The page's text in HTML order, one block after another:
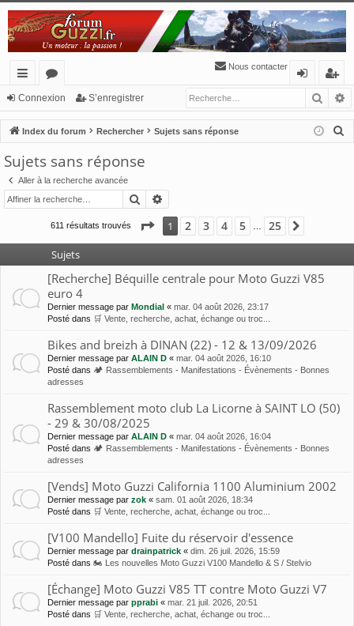
cc
ès
ra
pi
de
or
u
m
Nous contacter
n
ne
n
’e
nr
eg
Connexion S’enregistrer
Index du forum Rechercher Sujets sans réponse
Sujets sans réponse
Aller à la recherche avancée
Rechercher
611 résultats trouvés Page 1sur 25
1 2 3 4 5 25
Sujets
[Recherche] Béquille centrale pour Moto Guzzi V85
euro 4
Dernier message par Mondial « mar. 04 août 2026, 23:17
Posté dans 🛒 Vente, recherche, achat, échange ou troc...
Bikes and breizh à DINAN (22) - 12 & 13/09/2026
Dernier message par ALAIN D « mar. 04 août 2026, 16:10
Posté dans 🏕 Rassemblements - Manifestations - Évènements - Bonnes
adresses
Rassemblement moto club La Licorne à SAINT LO (50)
- 29 & 30/08/2025
Dernier message par ALAIN D « mar. 04 août 2026, 16:04
Posté dans 🏕 Rassemblements - Manifestations - Évènements - Bonnes
adresses
[Vends] Moto Guzzi California 1100 Aluminium 2002
Dernier message par zok « sam. 01 août 2026, 18:34
Posté dans 🛒 Vente, recherche, achat, échange ou troc...
[V100 Mandello] Fuite du réservoir d'essence
Dernier message par drainpatrick « dim. 26 juil. 2026, 15:59
Posté dans 🏍 Les nouvelles Moto Guzzi V100 Mandello & S / Stelvio
[Échange] Moto Guzzi V85 TT contre Moto Guzzi V7
Dernier message par pprabi « mar. 21 juil. 2026, 20:51
Posté dans 🛒 Vente, recherche, achat, échange ou troc...